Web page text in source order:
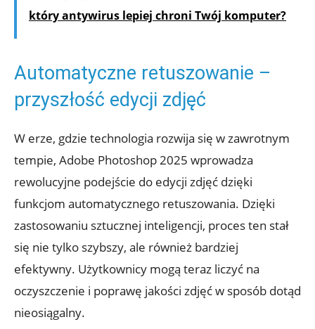
który antywirus lepiej chroni Twój komputer?
Automatyczne retuszowanie –
przyszłość edycji zdjęć
W erze, gdzie technologia rozwija się w zawrotnym
tempie, Adobe Photoshop 2025 wprowadza
rewolucyjne podejście do edycji zdjęć dzięki
funkcjom automatycznego retuszowania. Dzięki
zastosowaniu sztucznej inteligencji, proces ten stał
się nie tylko szybszy, ale również bardziej
efektywny. Użytkownicy mogą teraz liczyć na
oczyszczenie i poprawę jakości zdjęć w sposób dotąd
nieosiągalny.